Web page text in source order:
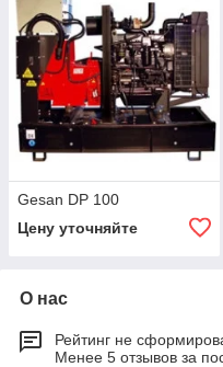
Gesan DP 100
Цену уточняйте
О нас
Рейтинг не
Менее 5 отзывов за